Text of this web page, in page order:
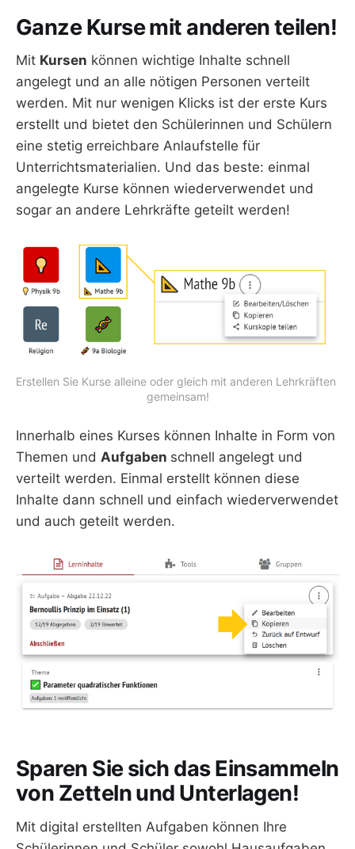
Ganze Kurse mit anderen teilen!
Mit Kursen können wichtige Inhalte schnell
angelegt und an alle nötigen Personen verteilt
werden. Mit nur wenigen Klicks ist der erste Kurs
erstellt und bietet den Schülerinnen und Schülern
eine stetig erreichbare Anlaufstelle für
Unterrichtsmaterialien. Und das beste: einmal
angelegte Kurse können wiederverwendet und
sogar an andere Lehrkräfte geteilt werden!
Erstellen Sie Kurse alleine oder gleich mit anderen Lehrkräften
gemeinsam!
Innerhalb eines Kurses können Inhalte in Form von
Themen und Aufgaben schnell angelegt und
verteilt werden. Einmal erstellt können diese
Inhalte dann schnell und einfach wiederverwendet
und auch geteilt werden.
Sparen Sie sich das Einsammeln
von Zetteln und Unterlagen!
Mit digital erstellten Aufgaben können Ihre